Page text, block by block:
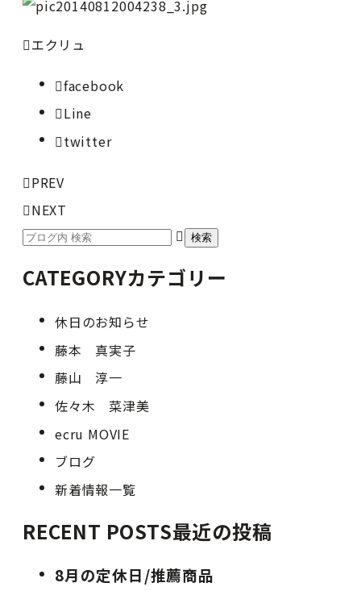
エクリュ
facebook
Line
twitter
PREV
NEXT
CATEGORYカテゴリー
休日のお知らせ
藤本 真実子
藤山 淳一
佐々木 菜津美
ecru MOVIE
ブログ
新着情報一覧
RECENT POSTS最近の投稿
8月の定休日/推薦商品